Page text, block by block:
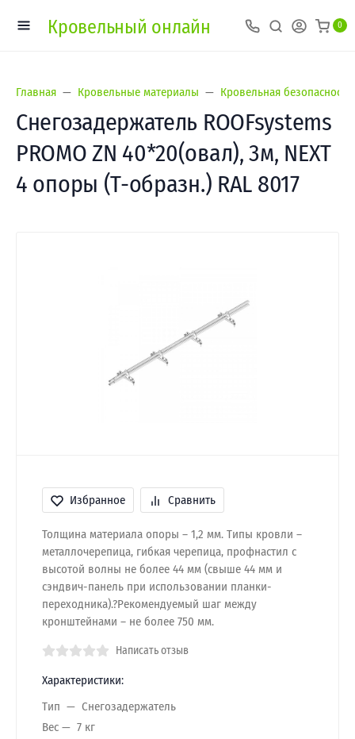
Кровельный онлайн 0
Главная Кровельные материалы Кровельная безопасность
Снегозадержатель ROOFsystems
PROMO ZN 40*20(овал), 3м, NEXT
4 опоры (Т-образн.) RAL 8017
Избранное Сравнить
Толщина материала опоры – 1,2 мм. Типы кровли –
металлочерепица, гибкая черепица, профнастил с
высотой волны не более 44 мм (свыше 44 мм и
сэндвич-панель при использовании планки-
переходника).?Рекомендуемый шаг между
кронштейнами – не более 750 мм.
Написать отзыв
Характеристики:
Тип
Снегозадержатель
Вес
7 кг